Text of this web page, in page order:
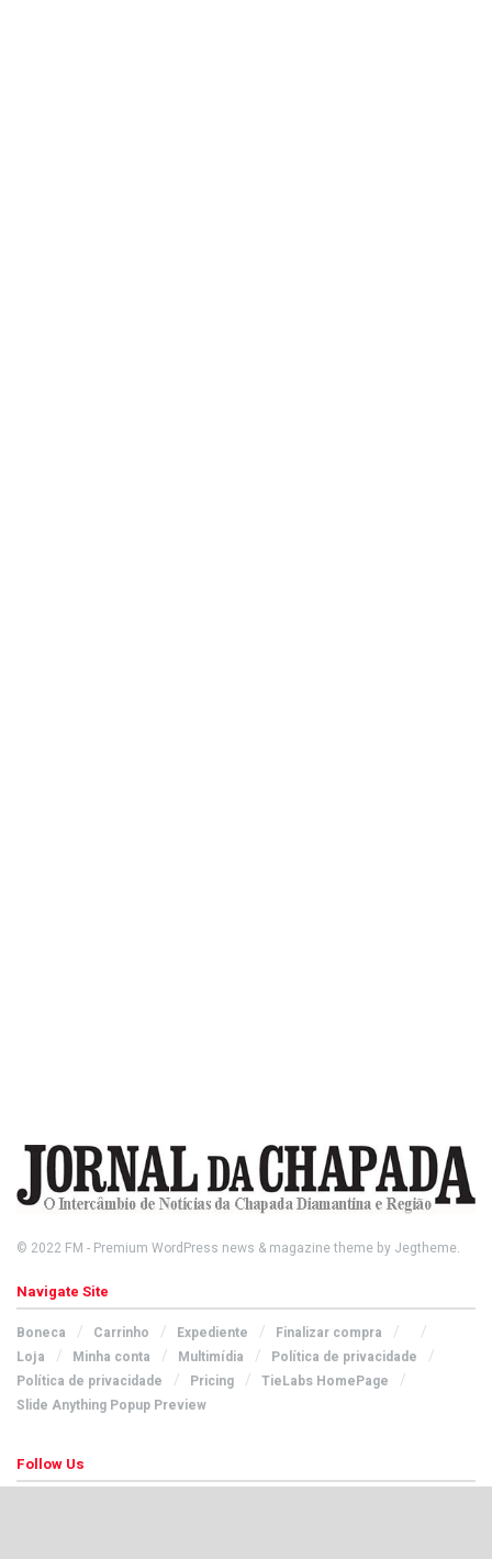
© 2022 FM - Premium WordPress news & magazine theme by Jegtheme.
Navigate Site
Boneca Carrinho Expediente
Finalizar compra
Loja
Minha conta Multimídia
Política de privacidade
Política de privacidade
Pricing
TieLabs HomePage
Slide Anything Popup Preview
Follow Us